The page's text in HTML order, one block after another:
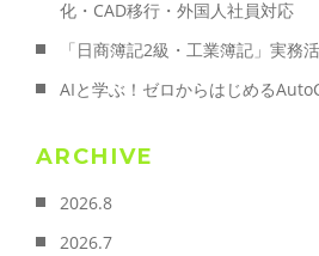
化・CAD移行・外国人社員対応
「日商簿記2級・工業簿記」実務
AIと学ぶ！ゼロからはじめる
ARCHIVE
2026.8
2026.7